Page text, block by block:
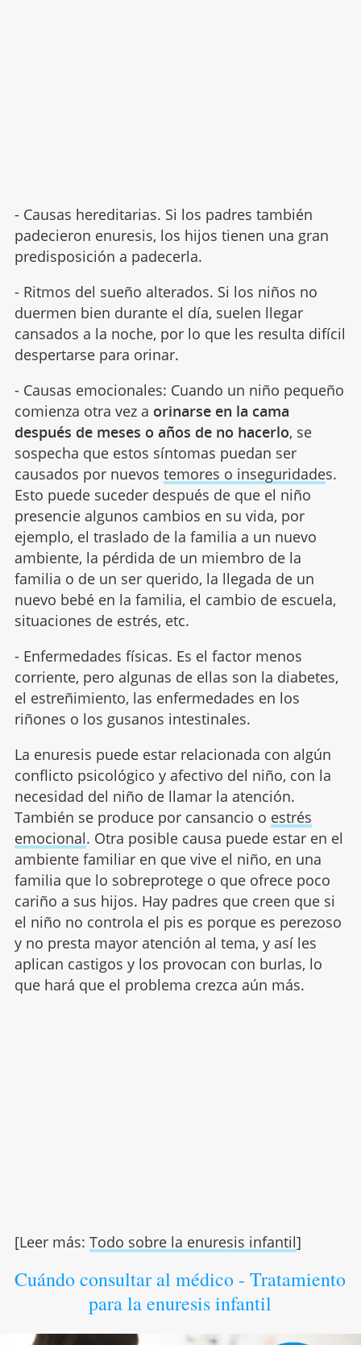
- Causas hereditarias. Si los padres también
padecieron enuresis, los hijos tienen una gran
predisposición a padecerla.
- Ritmos del sueño alterados. Si los niños no
duermen bien durante el día, suelen llegar
cansados a la noche, por lo que les resulta difícil
despertarse para orinar.
- Causas emocionales: Cuando un niño pequeño
comienza otra vez a orinarse en la cama
después de meses o años de no hacerlo, se
sospecha que estos síntomas puedan ser
causados por nuevos temores o inseguridades.
Esto puede suceder después de que el niño
presencie algunos cambios en su vida, por
ejemplo, el traslado de la familia a un nuevo
ambiente, la pérdida de un miembro de la
familia o de un ser querido, la llegada de un
nuevo bebé en la familia, el cambio de escuela,
situaciones de estrés, etc.
- Enfermedades físicas. Es el factor menos
corriente, pero algunas de ellas son la diabetes,
el estreñimiento, las enfermedades en los
riñones o los gusanos intestinales.
La enuresis puede estar relacionada con algún
conflicto psicológico y afectivo del niño, con la
necesidad del niño de llamar la atención.
También se produce por cansancio o estrés
emocional. Otra posible causa puede estar en el
ambiente familiar en que vive el niño, en una
familia que lo sobreprotege o que ofrece poco
cariño a sus hijos. Hay padres que creen que si
el niño no controla el pis es porque es perezoso
y no presta mayor atención al tema, y así les
aplican castigos y los provocan con burlas, lo
que hará que el problema crezca aún más.
[Leer más: Todo sobre la enuresis infantil]
Cuándo consultar al médico - Tratamiento
para la enuresis infantil